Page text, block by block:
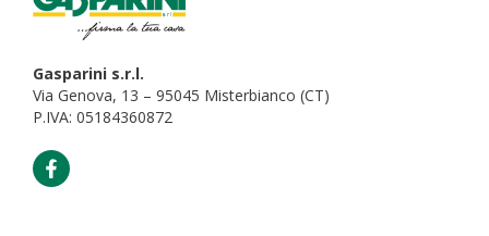
Gasparini s.r.l.
Via Genova, 13 – 95045 Misterbianco (CT)
P.IVA: 05184360872